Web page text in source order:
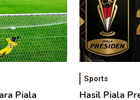
Piala
Sports
Hasil Piala